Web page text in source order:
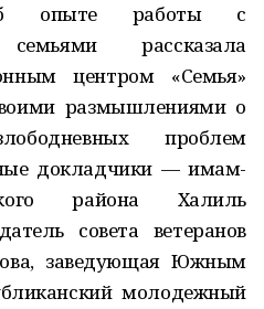
Об опыте работы с
рассказала
центром «Семья»
размышлениями о
проблем
докладчики — имам-
района Халиль
совета ветеранов
заведующая Южным
молодежный